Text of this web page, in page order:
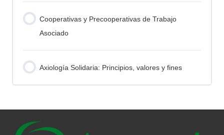
Cooperativas y Precooperativas de Trabajo
Asociado
Axiología Solidaria: Principios, valores y fines